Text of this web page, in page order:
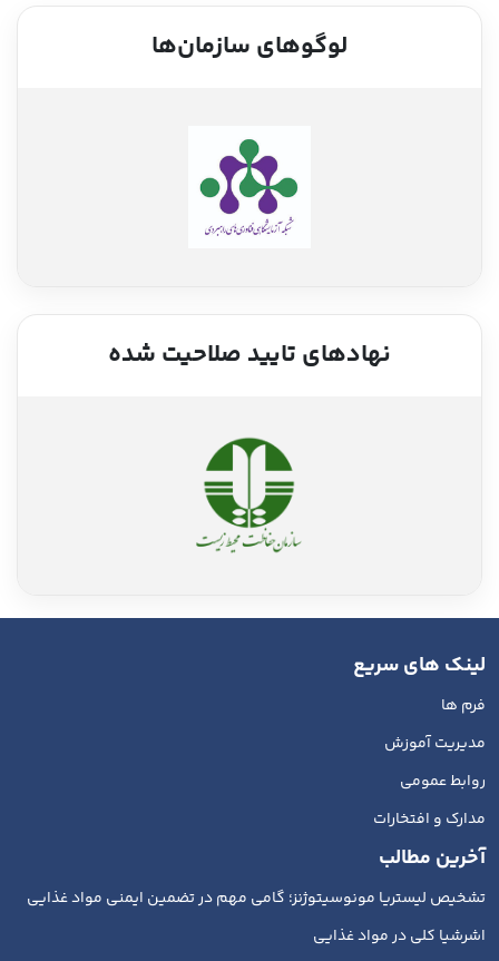
لوگوهای سازمان‌ها
نهادهای تایید صلاحیت شده
لینک های سریع
فرم ها
مدیریت آموزش
روابط عمومی
مدارک و افتخارات
آخرین مطالب
تشخیص لیستریا مونوسیتوژنز؛ گامی مهم در تضمین ایمنی مواد غذایی
اشرشیا کلی در مواد غذایی